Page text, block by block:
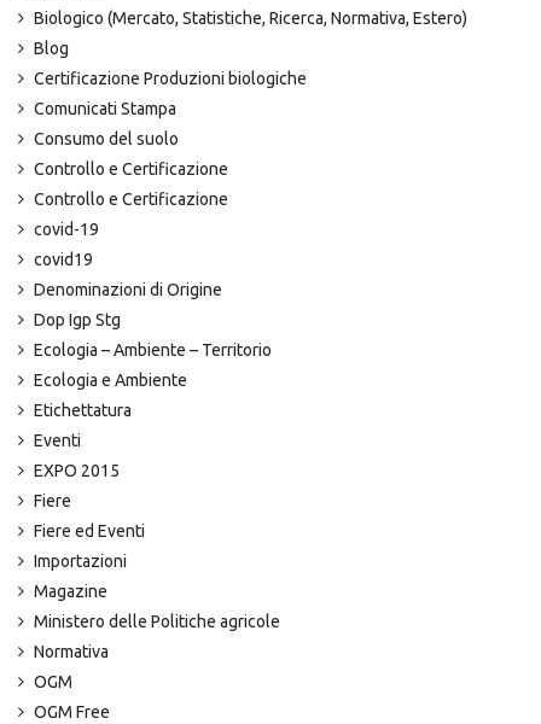
Biologico (Mercato, Statistiche, Ricerca, Normativa, Estero)
Blog
Certificazione Produzioni biologiche
Comunicati Stampa
Consumo del suolo
Controllo e Certificazione
Controllo e Certificazione
covid-19
covid19
Denominazioni di Origine
Dop Igp Stg
Ecologia – Ambiente – Territorio
Ecologia e Ambiente
Etichettatura
Eventi
EXPO 2015
Fiere
Fiere ed Eventi
Importazioni
Magazine
Ministero delle Politiche agricole
Normativa
OGM
OGM Free